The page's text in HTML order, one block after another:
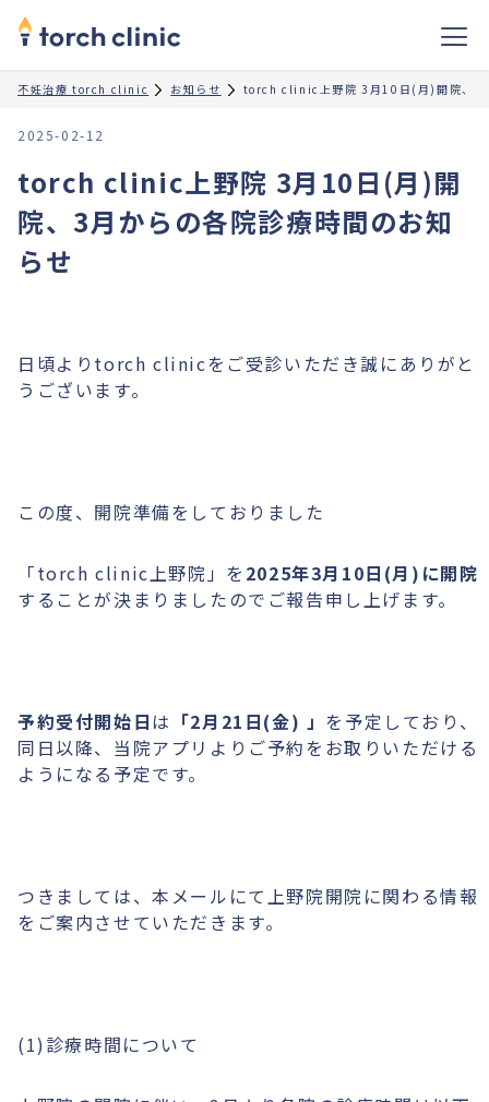
不妊治療 torch clinic お知らせ torch clinic上野院 3月10日(月)開院、3
2025-02-12
torch clinic上野院 3月10日(月)開
院、3月からの各院診療時間のお知
らせ
日頃よりtorch clinicをご受診いただき誠にありがと
うございます。
この度、開院準備をしておりました
「torch clinic上野院」を 2025年3月10日(月)に開院
することが決まりましたのでご報告申し上げます。
予約受付開始日は 「2月21日(金) 」 を予定しており、
同日以降、当院アプリよりご予約をお取りいただける
ようになる予定です。
つきましては、本メールにて上野院開院に関わる情報
をご案内させていただきます。
(1)診療時間について